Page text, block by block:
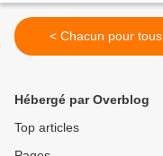
< Chacun pour tous
Hébergé par Overblog
Top articles